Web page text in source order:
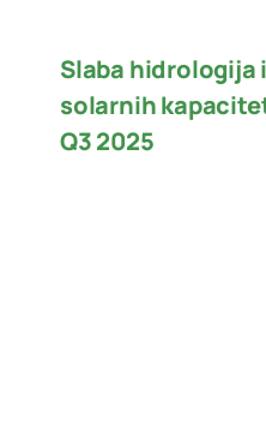
Slaba
solarnih
Q3 2025